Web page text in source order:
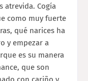
atrevida. Cogía
como muy fuerte
qué narices ha
y empezar a
es su manera
que son